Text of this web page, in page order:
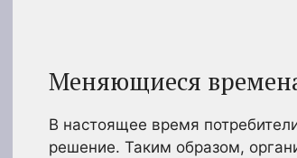
Меняющиеся
В настоящее время
решение. Таким образом,